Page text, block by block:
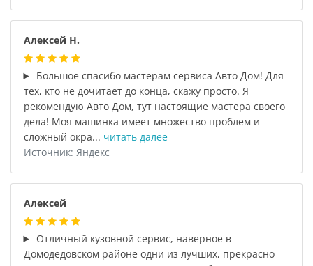
Алексей Н.
Большое спасибо мастерам сервиса Авто Дом! Для
тех, кто не дочитает до конца, скажу просто. Я
рекомендую Авто Дом, тут настоящие мастера своего
дела! Моя машинка имеет множество проблем и
сложный окра... читать далее
Источник: Яндекс
Алексей
Отличный кузовной сервис, наверное в
Домодедовском районе одни из лучших, прекрасно